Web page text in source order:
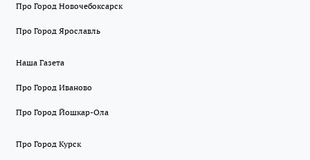
Про Город Новочебоксарск
Про Город Ярославль
Наша Газета
Про Город Иваново
Про Город Йошкар-Ола
Про Город Курск